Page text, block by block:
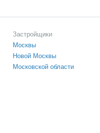
Застройщики
Москвы
Новой Москвы
Московской области